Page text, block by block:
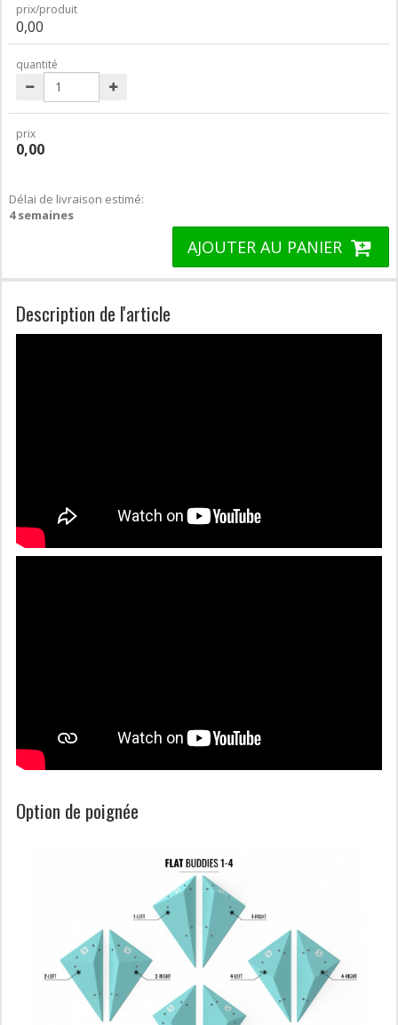
prix/produit
0,00
quantité
prix
0,00
Délai de livraison estimé:
4 semaines
AJOUTER AU PANIER
Description de l'article
Option de poignée